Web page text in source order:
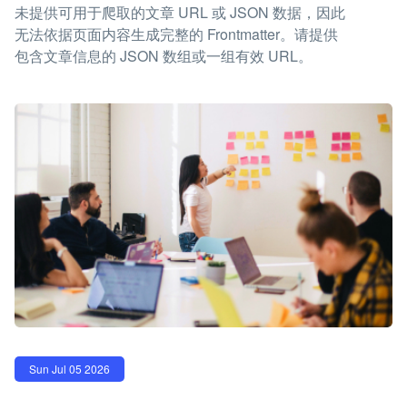
未提供可用于爬取的文章 URL 或 JSON 数据，因此
无法依据页面内容生成完整的 Frontmatter。请提供
包含文章信息的 JSON 数组或一组有效 URL。
Sun Jul 05 2026